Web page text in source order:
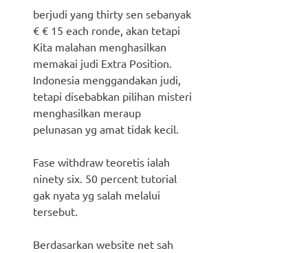
berjudi yang thirty sen sebanyak
€ € 15 each ronde, akan tetapi
Kita malahan menghasilkan
memakai judi Extra Position.
Indonesia menggandakan judi,
tetapi disebabkan pilihan misteri
menghasilkan meraup
pelunasan yg amat tidak kecil.
Fase withdraw teoretis ialah
ninety six. 50 percent tutorial
gak nyata yg salah melalui
tersebut.
Berdasarkan website net sah